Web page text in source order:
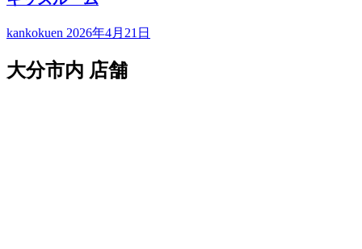
kankokuen 2026年4月21日
大分市内 店舗